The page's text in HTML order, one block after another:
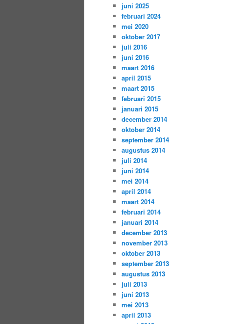
juni 2025
februari 2024
mei 2020
oktober 2017
juli 2016
juni 2016
maart 2016
april 2015
maart 2015
februari 2015
januari 2015
december 2014
oktober 2014
september 2014
augustus 2014
juli 2014
juni 2014
mei 2014
april 2014
maart 2014
februari 2014
januari 2014
december 2013
november 2013
oktober 2013
september 2013
augustus 2013
juli 2013
juni 2013
mei 2013
april 2013